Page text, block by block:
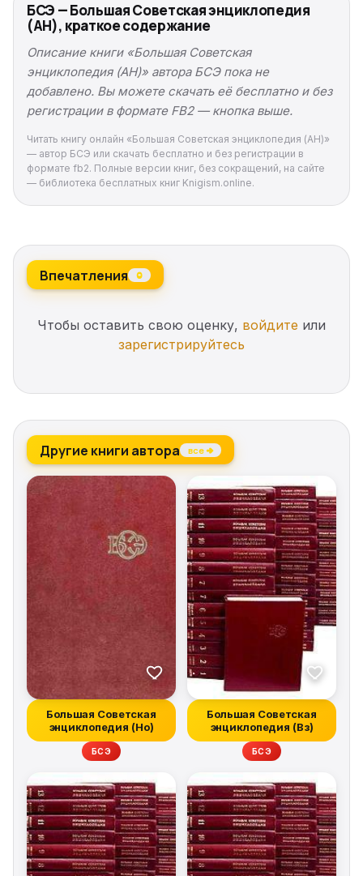
БСЭ — Большая Советская энциклопедия
(АН), краткое содержание
Описание книги «Большая Советская
энциклопедия (АН)» автора БСЭ пока не
добавлено. Вы можете скачать её бесплатно и без
регистрации в формате FB2 — кнопка выше.
Читать книгу онлайн «Большая Советская энциклопедия (АН)»
— автор БСЭ или скачать бесплатно и без регистрации в
формате fb2. Полные версии книг, без сокращений, на сайте
— библиотека бесплатных книг Knigism.online.
Впечатления 0
Чтобы оставить свою оценку, войдите или
зарегистрируйтесь
Другие книги автора все →
Большая Советская
энциклопедия (Но)
БСЭ
Большая Советская
энциклопедия (Вз)
БСЭ